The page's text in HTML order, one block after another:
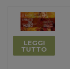
LEGGI
TUTTO